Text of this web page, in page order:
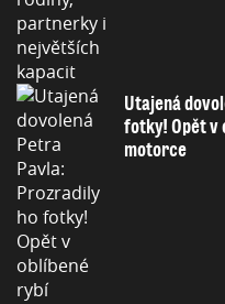
Utajená
fotky! Opět v
motorce